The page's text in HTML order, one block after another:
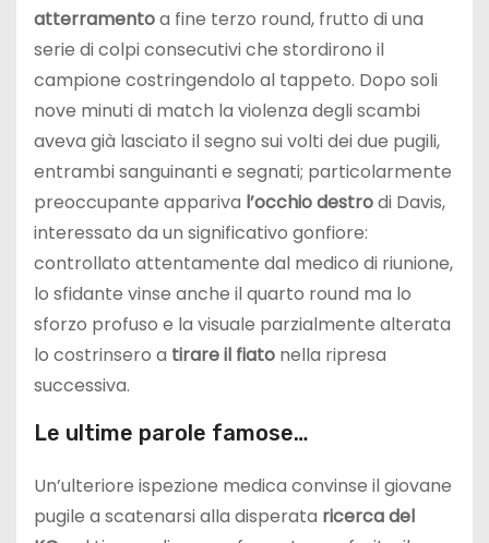
atterramentoa fine terzo round, frutto di una
serie di colpi consecutivi che stordirono il
campione costringendolo al tappeto. Dopo soli
nove minuti di match la violenza degli scambi
aveva già lasciato il segno sui volti dei due pugili,
entrambi sanguinanti e segnati; particolarmente
preoccupante appariva l’occhio destrodi Davis,
interessato da un significativo gonfiore:
controllato attentamente dal medico di riunione,
lo sfidante vinse anche il quarto round ma lo
sforzo profuso e la visuale parzialmente alterata
lo costrinsero a tirare il fiato nella ripresa
successiva.
Le ultime parole famose…
Un’ulteriore ispezione medica convinse il giovane
pugile a scatenarsi alla disperata ricerca del